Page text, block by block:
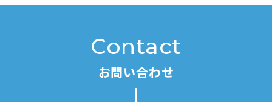
Contact
お問い合わせ